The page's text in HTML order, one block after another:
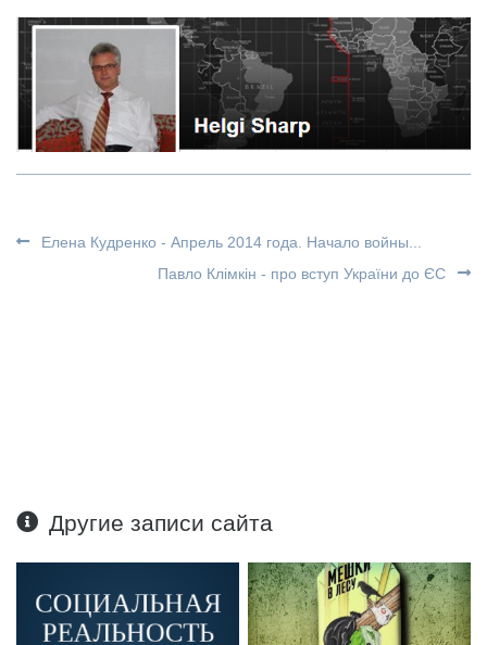
Елена Кудренко - Апрель 2014 года. Начало войны...
Павло Клімкін - про вступ України до ЄС
Другие записи сайта